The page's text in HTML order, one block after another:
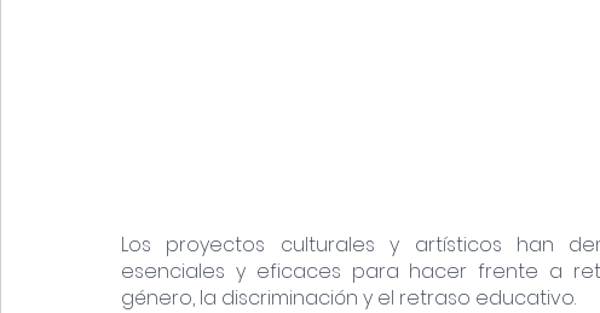
Los proyectos culturales y artísticos han
esenciales y eficaces para hacer frente a
género, la discriminación y el retraso educativo.